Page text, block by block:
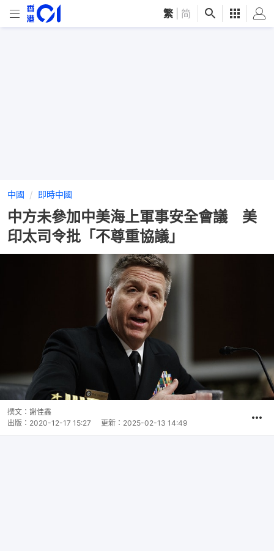
繁 简
中國 即時中國
中方未參加中美海上軍事安全會議 美
印太司令批「不尊重協議」
撰文： 謝佳鑫
出版： 2020-12-17 15:27 更新： 2025-02-13 14:49